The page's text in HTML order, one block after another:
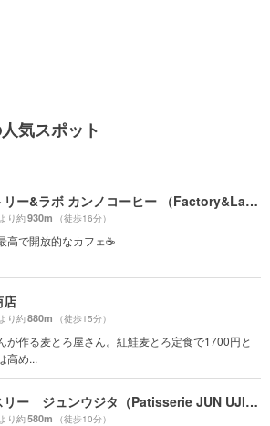
気スポット
ファクトリー&ラボ カンノコーヒー （Factory&Labo 神乃珈琲）
り約930m （徒歩16分）
高で開放的なカフェ☕️
店
り約880m （徒歩15分）
が作る麦とろ屋さん。紅鮭麦とろ定食で1700円と
高め...
パティスリー ジュンウジタ（Patisserie JUN UJITA）
り約580m （徒歩10分）